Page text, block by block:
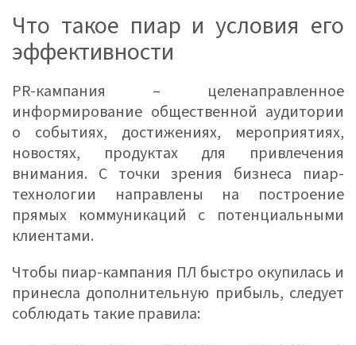
Что такое пиар и условия его
эффективности
PR-кампания – целенаправленное
информирование общественной аудитории
о событиях, достижениях, мероприятиях,
новостях, продуктах для привлечения
внимания. С точки зрения бизнеса пиар-
технологии направлены на построение
прямых коммуникаций с потенциальными
клиентами.
Чтобы пиар-кампания ПЛ быстро окупилась и
принесла дополнительную прибыль, следует
соблюдать такие правила: